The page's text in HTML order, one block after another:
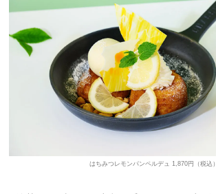
はちみつレモンパンペルデュ 1,870円（税込）